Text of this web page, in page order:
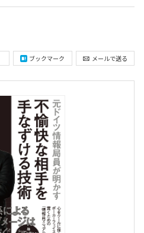
ブックマーク メールで送る